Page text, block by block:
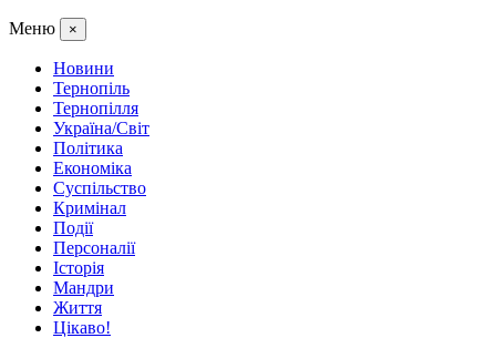
Меню ×
Новини
Тернопіль
Тернопілля
Україна/Світ
Політика
Економіка
Суспільство
Кримінал
Події
Персоналії
Історія
Мандри
Життя
Цікаво!